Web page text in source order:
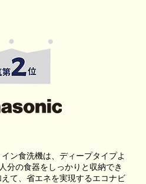
ン食洗機は、ディープタイプよ
分の食器をしっかりと収納でき
て、省エネを実現するエコナビ